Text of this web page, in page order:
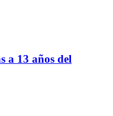
a 13 años del